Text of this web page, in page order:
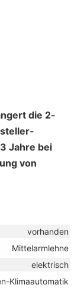
die 2-
Jahre bei
von
vorhanden
Mittelarmlehne
elektrisch
Klimaautomatik